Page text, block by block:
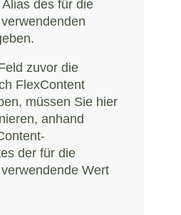
des für die
zuvor die
FlexContent
müssen Sie hier
anhand
der für die
Wert